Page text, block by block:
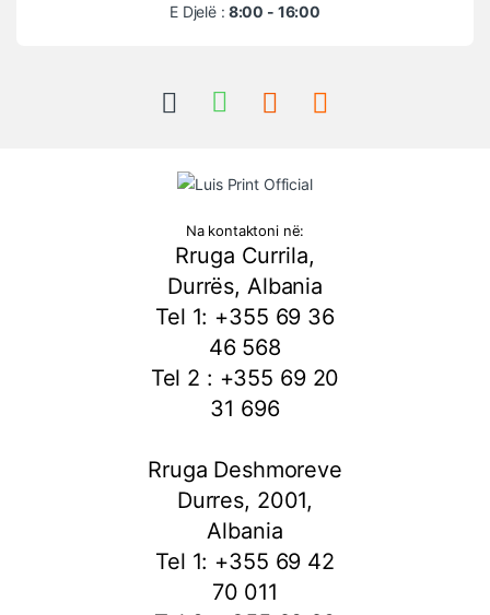
E Djelë : 8:00 - 16:00
Na kontaktoni në:
Rruga Currila,
Durrës, Albania
Tel 1: +355 69 36
46 568
Tel 2 : +355 69 20
31 696
Rruga Deshmoreve
Durres, 2001,
Albania
Tel 1: +355 69 42
70 011